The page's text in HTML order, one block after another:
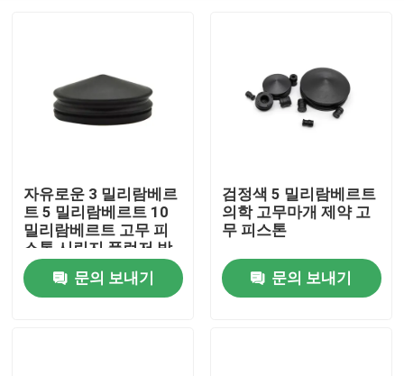
홈
자유로운 3 밀리람베르
트 5 밀리람베르트 10
밀리람베르트 고무 피
스톤 시린지 플런저 방
해물 라텍스
문의 보내기
검정색 5 밀리람베르트
의학 고무마개 제약 고
무 피스톤
문의 보내기